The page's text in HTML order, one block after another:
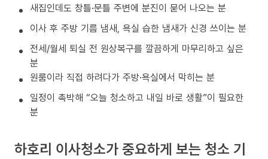
새집인데도 창틀·문틀 주변에 분진이 묻어 나오는 분
이사 후 주방 기름 냄새, 욕실 습한 냄새가 신경 쓰이는 분
전세/월세 퇴실 전 원상복구를 깔끔하게 마무리하고 싶은
분
원룸이라 직접 하려다가 주방·욕실에서 막히는 분
일정이 촉박해 “오늘 청소하고 내일 바로 생활”이 필요한
분
하호리 이사청소가 중요하게 보는 청소 기